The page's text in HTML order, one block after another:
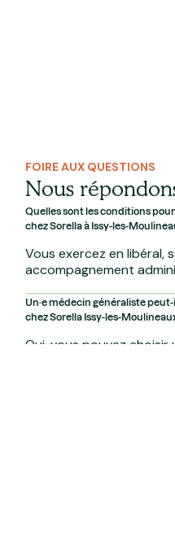
FOIRE AUX QUESTIONS
Nous
Quelles sont les conditions
chez Sorella à Issy-les-
Vous exercez en libéral,
accompagnement
Un·e médecin généraliste
chez Sorella Issy-les-
Oui, vous pouvez